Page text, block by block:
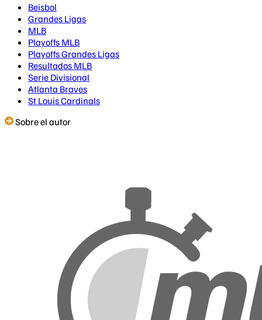
Beisbol
Grandes Ligas
MLB
Playoffs MLB
Playoffs Grandes Ligas
Resultados MLB
Serie Divisional
Atlanta Braves
St Louis Cardinals
Sobre el autor